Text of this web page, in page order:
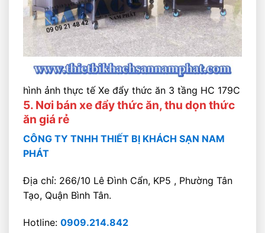
hình ảnh thực tế Xe đẩy thức ăn 3 tầng HC 179C
5. Nơi bán xe đẩy thức ăn, thu dọn thức
ăn giá rẻ
CÔNG TY TNHH THIẾT BỊ KHÁCH SẠN NAM
PHÁT
Địa chỉ: 266/10 Lê Đình Cẩn, KP5 , Phường Tân
Tạo, Quận Bình Tân.
Hotline: 0909.214.842